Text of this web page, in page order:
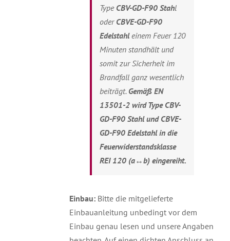
Type CBV-GD-F90 Stahl
oder CBVE-GD-F90
Edelstahleinem Feuer 120
Minuten standhält und
somit zur Sicherheit im
Brandfall ganz wesentlich
beiträgt. Gemäß EN
13501-2 wird Type CBV-
GD-F90 Stahl und CBVE-
GD-F90 Edelstahl in die
Feuerwiderstandsklasse
REI 120 (a↔b) eingereiht.
Einbau: Bitte die mitgelieferte
Einbauanleitung unbedingt vor dem
Einbau genau lesen und unsere Angaben